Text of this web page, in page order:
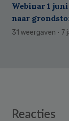
Webinar 1
naar
31 weergaven · 7
Reader
Reacties